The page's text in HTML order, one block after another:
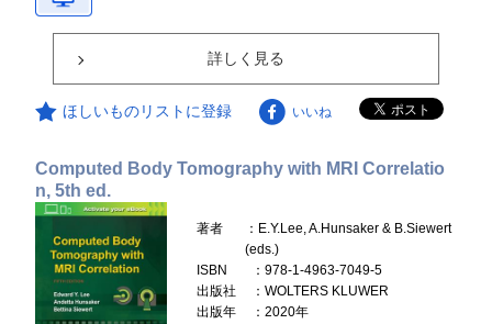
詳しく見る
ほしいものリストに登録 いいね
Computed Body Tomography with MRI Correlatio
n, 5th ed.
著者
：E.Y.Lee, A.Hunsaker & B.Siewert
(eds.)
ISBN
：978-1-4963-7049-5
出版社
：WOLTERS KLUWER
出版年
：2020年